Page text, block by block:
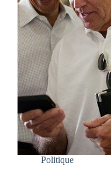
Politique